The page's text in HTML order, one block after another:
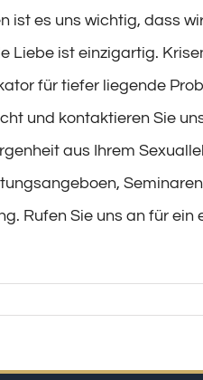
ist es uns wichtig, dass
Liebe ist einzigartig.
für tiefer liegende
und kontaktieren Sie
aus Ihrem
Rufen Sie uns an für ein